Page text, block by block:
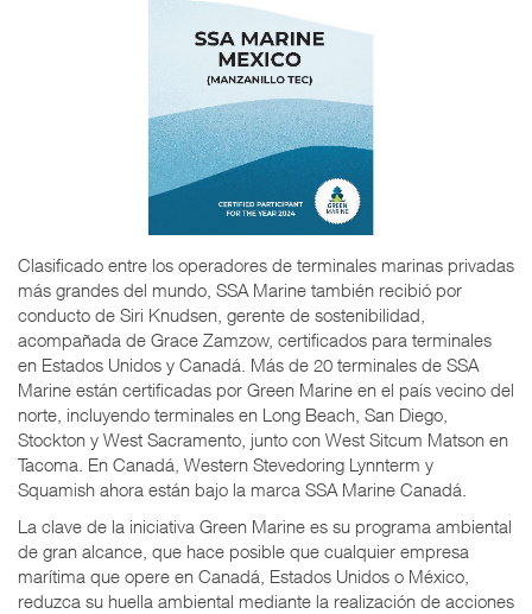
Clasificado entre los operadores de terminales marinas privadas
más grandes del mundo, SSA Marine también recibió por
conducto de Siri Knudsen, gerente de sostenibilidad,
acompañada de Grace Zamzow, certificados para terminales
en Estados Unidos y Canadá. Más de 20 terminales de SSA
Marine están certificadas por Green Marine en el país vecino del
norte, incluyendo terminales en Long Beach, San Diego,
Stockton y West Sacramento, junto con West Sitcum Matson en
Tacoma. En Canadá, Western Stevedoring Lynnterm y
Squamish ahora están bajo la marca SSA Marine Canadá.
La clave de la iniciativa Green Marine es su programa ambiental
de gran alcance, que hace posible que cualquier empresa
marítima que opere en Canadá, Estados Unidos o México,
reduzca su huella ambiental mediante la realización de acciones